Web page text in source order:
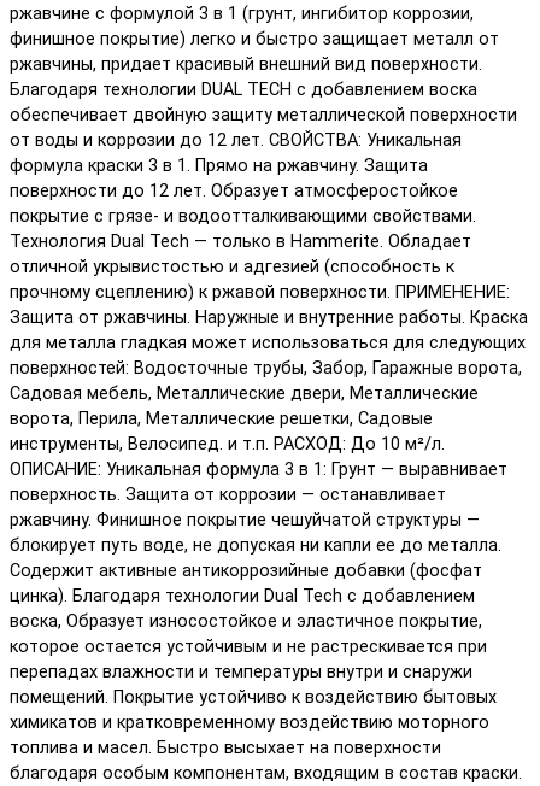
ржавчине с формулой 3 в 1 (грунт, ингибитор коррозии,
финишное покрытие) легко и быстро защищает металл от
ржавчины, придает красивый внешний вид поверхности.
Благодаря технологии DUAL TECH с добавлением воска
обеспечивает двойную защиту металлической поверхности
от воды и коррозии до 12 лет. СВОЙСТВА: Уникальная
формула краски 3 в 1. Прямо на ржавчину. Защита
поверхности до 12 лет. Образует атмосферостойкое
покрытие с грязе- и водоотталкивающими свойствами.
Технология Dual Tech — только в Hammerite. Обладает
отличной укрывистостью и адгезией (способность к
прочному сцеплению) к ржавой поверхности. ПРИМЕНЕНИЕ:
Защита от ржавчины. Наружные и внутренние работы. Краска
для металла гладкая может использоваться для следующих
поверхностей: Водосточные трубы, Забор, Гаражные ворота,
Садовая мебель, Металлические двери, Металлические
ворота, Перила, Металлические решетки, Садовые
инструменты, Велосипед. и т.п. РАСХОД: До 10 м²/л.
ОПИСАНИЕ: Уникальная формула 3 в 1: Грунт — выравнивает
поверхность. Защита от коррозии — останавливает
ржавчину. Финишное покрытие чешуйчатой структуры —
блокирует путь воде, не допуская ни капли ее до металла.
Содержит активные антикоррозийные добавки (фосфат
цинка). Благодаря технологии Dual Tech c добавлением
воска, Образует износостойкое и эластичное покрытие,
которое остается устойчивым и не растрескивается при
перепадах влажности и температуры внутри и снаружи
помещений. Покрытие устойчиво к воздействию бытовых
химикатов и кратковременному воздействию моторного
топлива и масел. Быстро высыхает на поверхности
благодаря особым компонентам, входящим в состав краски.